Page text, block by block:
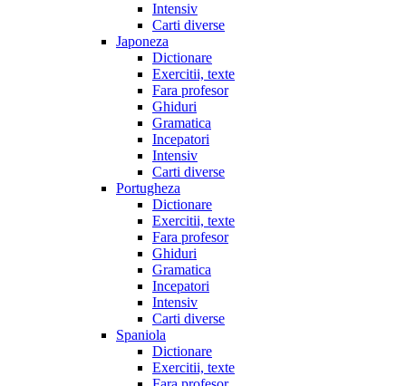
Intensiv
Carti diverse
Japoneza
Dictionare
Exercitii, texte
Fara profesor
Ghiduri
Gramatica
Incepatori
Intensiv
Carti diverse
Portugheza
Dictionare
Exercitii, texte
Fara profesor
Ghiduri
Gramatica
Incepatori
Intensiv
Carti diverse
Spaniola
Dictionare
Exercitii, texte